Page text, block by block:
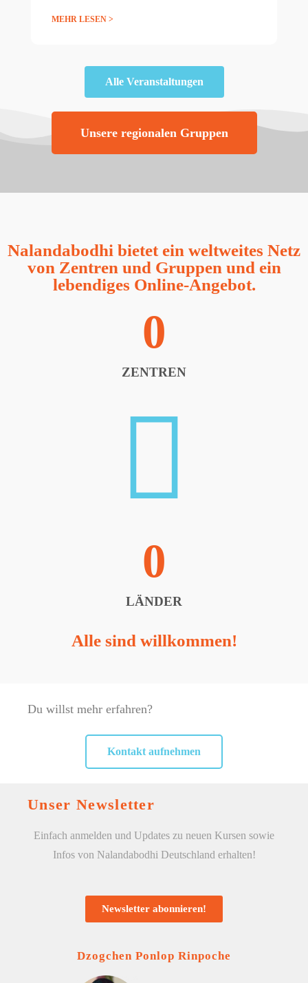
MEHR LESEN >
Alle Veranstaltungen
Unsere regionalen Gruppen
Nalandabodhi bietet ein weltweites Netz
von Zentren und Gruppen und ein
lebendiges Online-Angebot.
0
ZENTREN
0
LÄNDER
Alle sind willkommen!
Du willst mehr erfahren?
Kontakt aufnehmen
Unser Newsletter
Einfach anmelden und Updates zu neuen Kursen sowie
Infos von Nalandabodhi Deutschland erhalten!
Newsletter abonnieren!
Dzogchen Ponlop Rinpoche